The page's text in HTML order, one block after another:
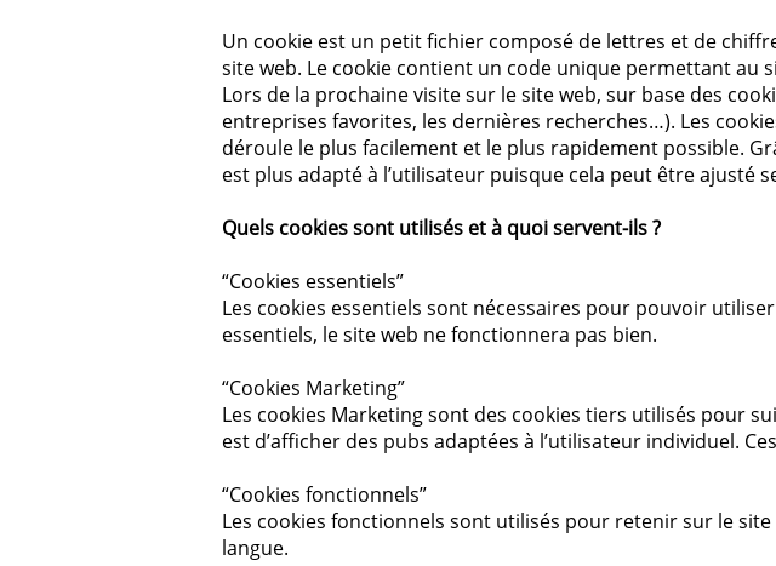
Un cookie est un petit fichier composé de lettres et de
site web. Le cookie contient un code unique permettant au
Lors de la prochaine visite sur le site web, sur base des
entreprises favorites, les dernières recherches…). Les
déroule le plus facilement et le plus rapidement possible.
est plus adapté à l’utilisateur puisque cela peut être ajusté
Quels cookies sont utilisés et à quoi servent-ils ?
“Cookies essentiels”
Les cookies essentiels sont nécessaires pour pouvoir
essentiels, le site web ne fonctionnera pas bien.
“Cookies Marketing”
Les cookies Marketing sont des cookies tiers utilisés pour
est d’afficher des pubs adaptées à l’utilisateur individuel.
“Cookies fonctionnels”
Les cookies fonctionnels sont utilisés pour retenir sur le
langue.